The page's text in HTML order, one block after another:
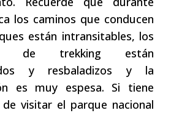
los caminos que conducen
están intransitables, los
de trekking están
y resbaladizos y la
es muy espesa. Si tiene
de visitar el parque nacional